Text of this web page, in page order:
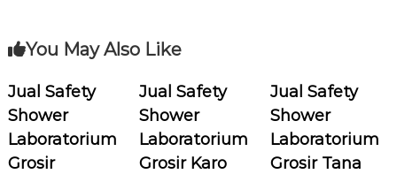
t
a
v
You May Also Like
Jual Safety
Shower
Laboratorium
Grosir
Jual Safety
Shower
Laboratorium
Grosir Karo
Jual Safety
Shower
Laboratorium
Grosir Tana